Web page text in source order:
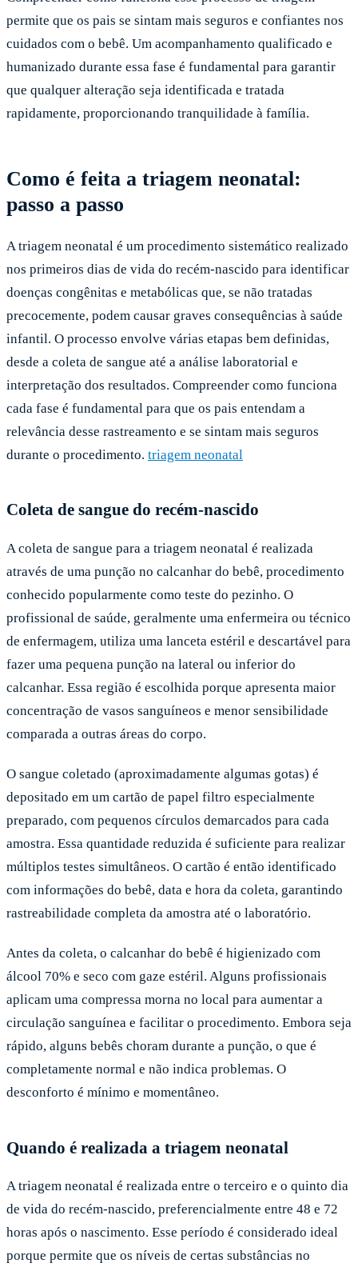
permite que os pais se sintam mais seguros e confiantes nos
cuidados com o bebê. Um acompanhamento qualificado e
humanizado durante essa fase é fundamental para garantir
que qualquer alteração seja identificada e tratada
rapidamente, proporcionando tranquilidade à família.
Como é feita a triagem neonatal:
passo a passo
A triagem neonatal é um procedimento sistemático realizado
nos primeiros dias de vida do recém-nascido para identificar
doenças congênitas e metabólicas que, se não tratadas
precocemente, podem causar graves consequências à saúde
infantil. O processo envolve várias etapas bem definidas,
desde a coleta de sangue até a análise laboratorial e
interpretação dos resultados. Compreender como funciona
cada fase é fundamental para que os pais entendam a
relevância desse rastreamento e se sintam mais seguros
durante o procedimento. triagem neonatal
Coleta de sangue do recém-nascido
A coleta de sangue para a triagem neonatal é realizada
através de uma punção no calcanhar do bebê, procedimento
conhecido popularmente como teste do pezinho. O
profissional de saúde, geralmente uma enfermeira ou técnico
de enfermagem, utiliza uma lanceta estéril e descartável para
fazer uma pequena punção na lateral ou inferior do
calcanhar. Essa região é escolhida porque apresenta maior
concentração de vasos sanguíneos e menor sensibilidade
comparada a outras áreas do corpo.
O sangue coletado (aproximadamente algumas gotas) é
depositado em um cartão de papel filtro especialmente
preparado, com pequenos círculos demarcados para cada
amostra. Essa quantidade reduzida é suficiente para realizar
múltiplos testes simultâneos. O cartão é então identificado
com informações do bebê, data e hora da coleta, garantindo
rastreabilidade completa da amostra até o laboratório.
Antes da coleta, o calcanhar do bebê é higienizado com
álcool 70% e seco com gaze estéril. Alguns profissionais
aplicam uma compressa morna no local para aumentar a
circulação sanguínea e facilitar o procedimento. Embora seja
rápido, alguns bebês choram durante a punção, o que é
completamente normal e não indica problemas. O
desconforto é mínimo e momentâneo.
Quando é realizada a triagem neonatal
A triagem neonatal é realizada entre o terceiro e o quinto dia
de vida do recém-nascido, preferencialmente entre 48 e 72
horas após o nascimento. Esse período é considerado ideal
porque permite que os níveis de certas substâncias no